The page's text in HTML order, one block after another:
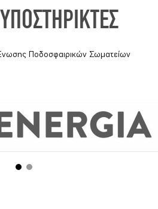
Ποδοσφαιρικών Σωματείων